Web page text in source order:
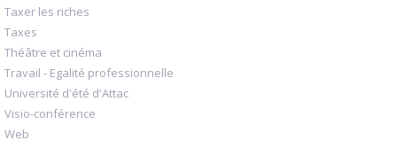
Taxer les riches
Taxes
Théâtre et cinéma
Travail - Egalité professionnelle
Université d'été d'Attac
Visio-conférence
Web